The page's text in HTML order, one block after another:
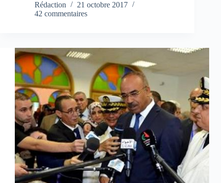
Rédaction
21 octobre 2017
42 commentaires